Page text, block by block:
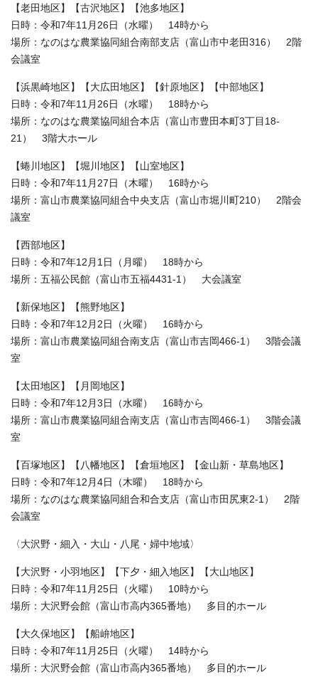
【老田地区】【古沢地区】【池多地区】
日時：令和7年11月26日（水曜） 14時から
場所：なのはな農業協同組合南部支店（富山市中老田316） 2階
会議室
【浜黒崎地区】【大広田地区】【針原地区】【中部地区】
日時：令和7年11月26日（水曜） 18時から
場所：なのはな農業協同組合本店（富山市豊田本町3丁目18-
21） 3階大ホール
【蜷川地区】【堀川地区】【山室地区】
日時：令和7年11月27日（木曜） 16時から
場所：富山市農業協同組合中央支店（富山市堀川町210） 2階会
議室
【西部地区】
日時：令和7年12月1日（月曜） 18時から
場所：五福公民館（富山市五福4431-1） 大会議室
【新保地区】【熊野地区】
日時：令和7年12月2日（火曜） 16時から
場所：富山市農業協同組合南支店（富山市吉岡466‐1） 3階会議
室
【太田地区】【月岡地区】
日時：令和7年12月3日（水曜） 16時から
場所：富山市農業協同組合南支店（富山市吉岡466‐1） 3階会議
室
【百塚地区】【八幡地区】【倉垣地区】【金山新・草島地区】
日時：令和7年12月4日（木曜） 18時から
場所：なのはな農業協同組合和合支店（富山市田尻東2-1） 2階
会議室
〈大沢野・細入・大山・八尾・婦中地域〉
【大沢野・小羽地区】【下夕・細入地区】【大山地区】
日時：令和7年11月25日（火曜） 10時から
場所：大沢野会館（富山市高内365番地） 多目的ホール
【大久保地区】【船峅地区】
日時：令和7年11月25日（火曜） 14時から
場所：大沢野会館（富山市高内365番地） 多目的ホール